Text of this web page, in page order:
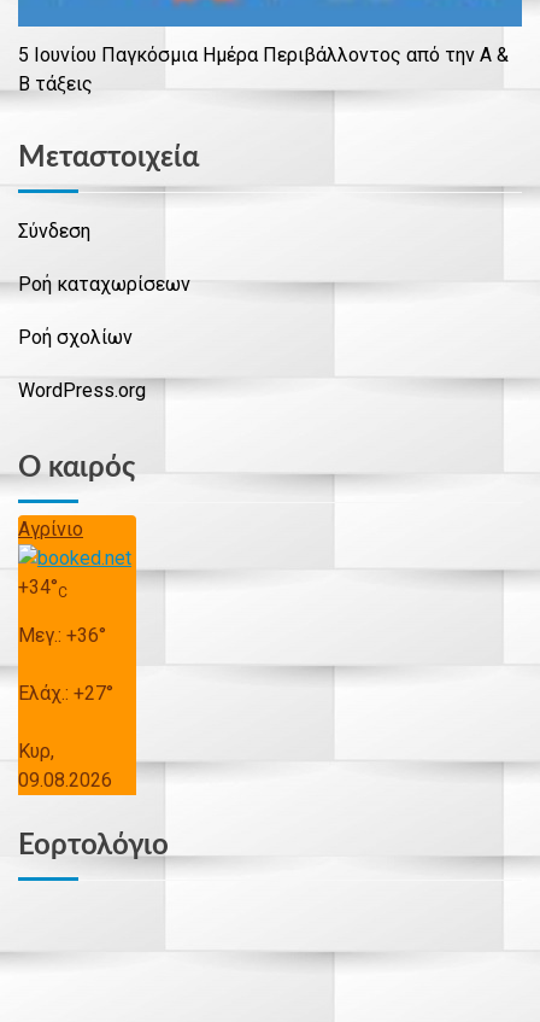
5 Ιουνίου Παγκόσμια Ημέρα Περιβάλλοντος από την Α &
Β τάξεις
Μεταστοιχεία
Σύνδεση
Ροή καταχωρίσεων
Ροή σχολίων
WordPress.org
Ο καιρός
Αγρίνιο
+34°C
Μεγ.: +36°
Ελάχ.: +27°
Κυρ,
09.08.2026
Εορτολόγιο